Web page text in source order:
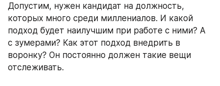
Допустим, нужен кандидат на должность,
которых много среди миллениалов. И какой
подход будет наилучшим при работе с ними? А
с зумерами? Как этот подход внедрить в
воронку? Он постоянно должен такие вещи
отслеживать.